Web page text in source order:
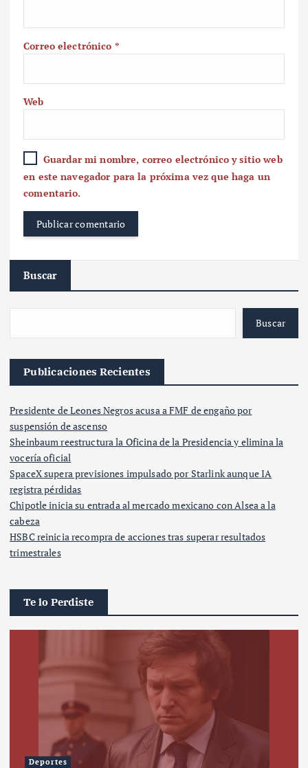
Correo electrónico *
Web
Guardar mi nombre, correo electrónico y sitio web
en este navegador para la próxima vez que haga un
comentario.
Buscar
Buscar
Publicaciones Recientes
Presidente de Leones Negros acusa a FMF de engaño por
suspensión de ascenso
Sheinbaum reestructura la Oficina de la Presidencia y elimina la
vocería oficial
SpaceX supera previsiones impulsado por Starlink aunque IA
registra pérdidas
Chipotle inicia su entrada al mercado mexicano con Alsea a la
cabeza
HSBC reinicia recompra de acciones tras superar resultados
trimestrales
Te lo Perdiste
Deportes